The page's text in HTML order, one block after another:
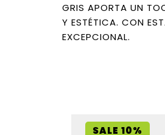
GRIS APORTA UN
Y ESTÉTICA. CON
EXCEPCIONAL.
SALE 10%